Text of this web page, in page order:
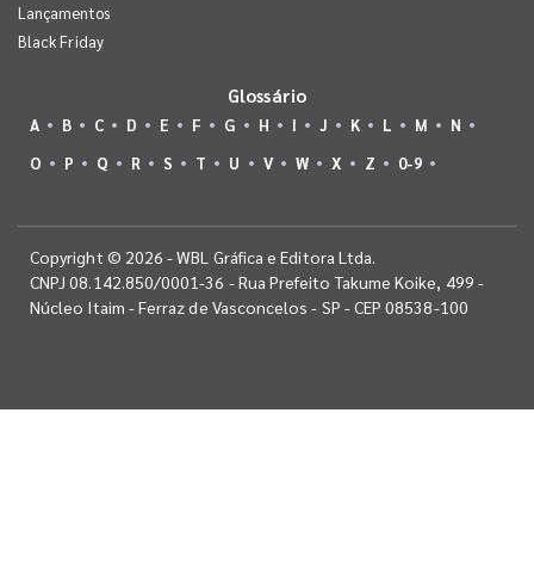
Lançamentos
Black Friday
Glossário
A B C D E F G H I J K L M
N
O
P Q R S T U V W X Z 0-9
Copyright © 2026 - WBL Gráfica e Editora Ltda.
CNPJ 08.142.850/0001-36 - Rua Prefeito Takume Koike, 499 -
Núcleo Itaim - Ferraz de Vasconcelos - SP - CEP 08538-100